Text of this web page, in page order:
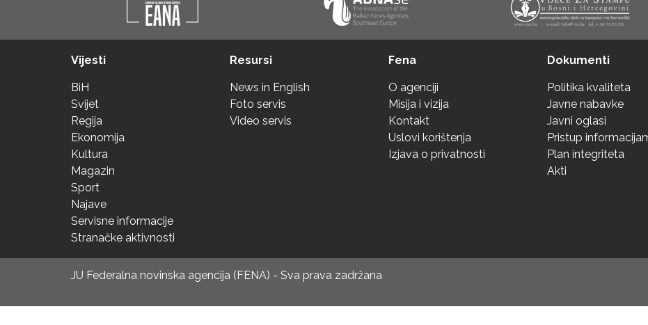
Vijesti
BiH
Svijet
Regija
Ekonomija
Kultura
Magazin
Sport
Najave
Servisne informacije
Stranačke aktivnosti
Resursi
News in English
Foto servis
Video servis
Fena
O agenciji
Misija i vizija
Kontakt
Uslovi korištenja
Izjava o privatnosti
Dokumenti
Politika kvaliteta
Javne nabavke
Javni oglasi
Pristup
Plan integriteta
Akti
JU Federalna novinska agencija (FENA) - Sva prava zadržana